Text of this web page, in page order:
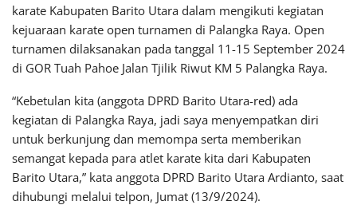
karate Kabupaten Barito Utara dalam mengikuti kegiatan
kejuaraan karate open turnamen di Palangka Raya. Open
turnamen dilaksanakan pada tanggal 11-15 September 2024
di GOR Tuah Pahoe Jalan Tjilik Riwut KM 5 Palangka Raya.
“Kebetulan kita (anggota DPRD Barito Utara-red) ada
kegiatan di Palangka Raya, jadi saya menyempatkan diri
untuk berkunjung dan memompa serta memberikan
semangat kepada para atlet karate kita dari Kabupaten
Barito Utara,” kata anggota DPRD Barito Utara Ardianto, saat
dihubungi melalui telpon, Jumat (13/9/2024).